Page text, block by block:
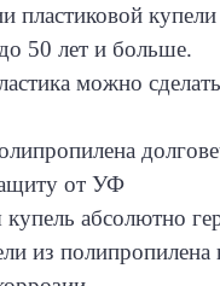
пластиковой
50 лет и больше.
можно
от УФ
купель абсолютно
из полипропилена